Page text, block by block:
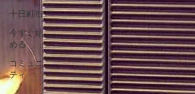
十日町市
今すぐ始
める
コミュニ
ティ